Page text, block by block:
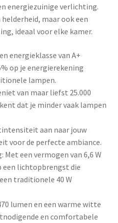
energiezuinige verlichting.
maar ook een
ideaal voor elke kamer.
energieklasse van A+
op je energierekening
lampen.
van maar liefst 25.000
dat je minder vaak lampen
aan naar jouw
voor de perfecte ambiance.
een vermogen van 6,6 W
een lichtopbrengst die
traditionele 40 W
lumen en een warme witte
en comfortabele